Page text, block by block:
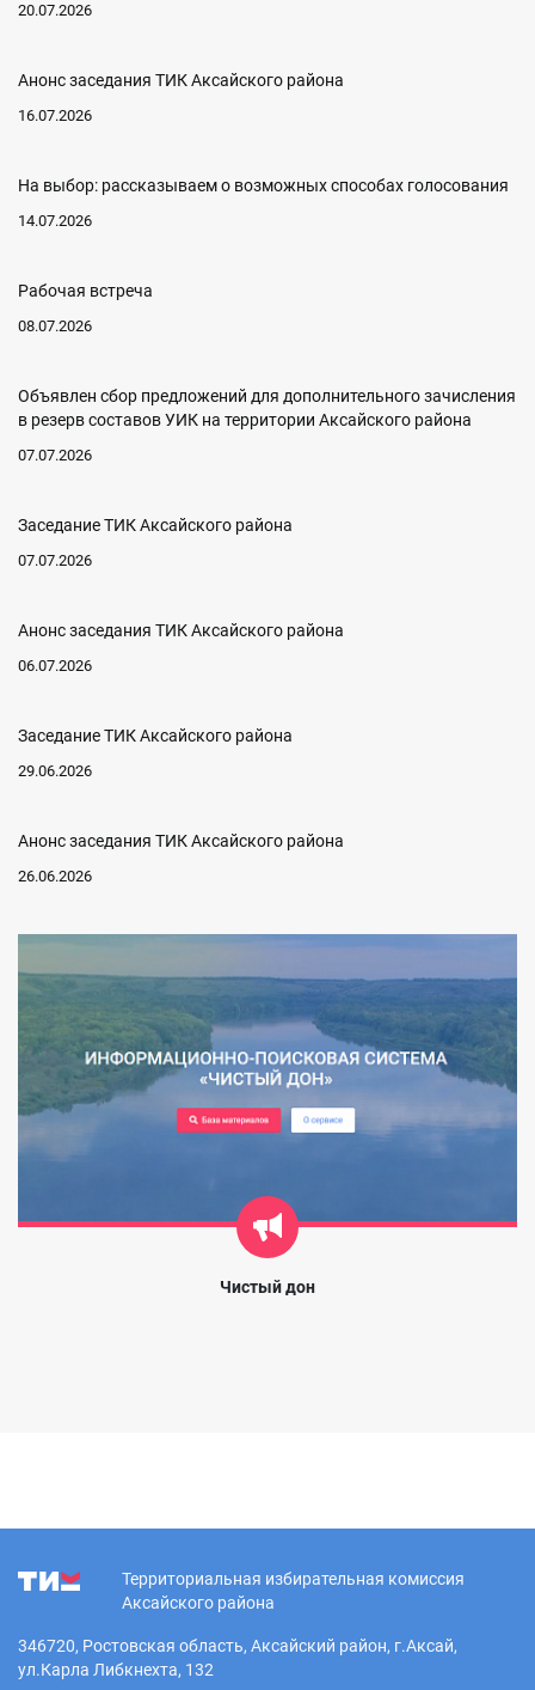
20.07.2026
Анонс заседания ТИК Аксайского района
16.07.2026
На выбор: рассказываем о возможных способах голосования
14.07.2026
Рабочая встреча
08.07.2026
Объявлен сбор предложений для дополнительного зачисления
в резерв составов УИК на территории Аксайского района
07.07.2026
Заседание ТИК Аксайского района
07.07.2026
Анонс заседания ТИК Аксайского района
06.07.2026
Заседание ТИК Аксайского района
29.06.2026
Анонс заседания ТИК Аксайского района
26.06.2026
Чистый дон
Территориальная избирательная комиссия
Аксайского района
346720, Ростовская область, Аксайский район, г.Аксай,
ул.Карла Либкнехта, 132